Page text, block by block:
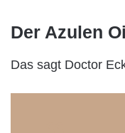
Der Azulen
Das sagt Doctor